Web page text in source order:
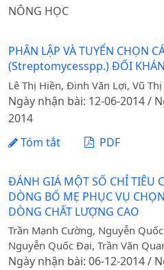
NÔNG HỌC
PHÂN LẬP VÀ TUYỂN CHỌN
(Streptomycesspp.) ĐỐI
Lê Thị Hiền, Đinh Văn Lợi, Vũ
Ngày nhận bài: 12-06-2014 /
2014
Tóm tắt
PDF
ĐÁNH GIÁ MỘT SỐ CHỈ TIÊU
DÒNG BỐ MẸ PHỤC VỤ
DÒNG CHẤT LƯỢNG CAO
Trần Mạnh Cường, Nguyễn
Nguyễn Quốc Đại, Trần Văn
Ngày nhận bài: 06-12-2014 /